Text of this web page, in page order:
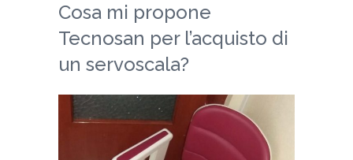
Cosa mi propone
Tecnosan per l’acquisto di
un servoscala?